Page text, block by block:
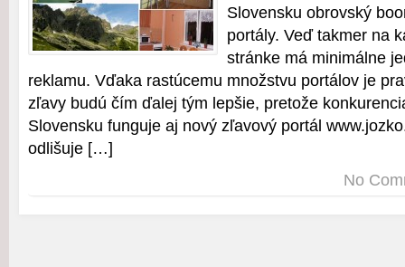
Slovensku obrovský
portály. Veď takmer na
stránke má minimálne
reklamu. Vďaka rastúcemu množstvu portálov je
zľavy budú čím ďalej tým lepšie, pretože
Slovensku funguje aj nový zľavový portál
odlišuje […]
No